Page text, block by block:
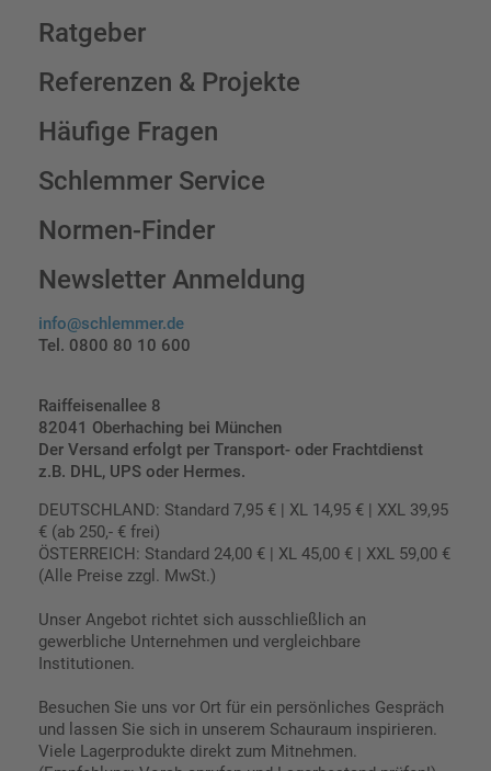
Ratgeber
Referenzen & Projekte
Häufige Fragen
Schlemmer Service
Normen-Finder
Newsletter Anmeldung
info@schlemmer.de
Tel. 0800 80 10 600
Raiffeisenallee 8
82041 Oberhaching bei München
Der Versand erfolgt per Transport- oder Frachtdienst
z.B. DHL, UPS oder Hermes.
DEUTSCHLAND: Standard 7,95 € | XL 14,95 € | XXL 39,95
€ (ab 250,- € frei)
ÖSTERREICH: Standard 24,00 € | XL 45,00 € | XXL 59,00 €
(Alle Preise zzgl. MwSt.)
Unser Angebot richtet sich ausschließlich an
gewerbliche Unternehmen und vergleichbare
Institutionen.
Besuchen Sie uns vor Ort für ein persönliches Gespräch
und lassen Sie sich in unserem Schauraum inspirieren.
Viele Lagerprodukte direkt zum Mitnehmen.